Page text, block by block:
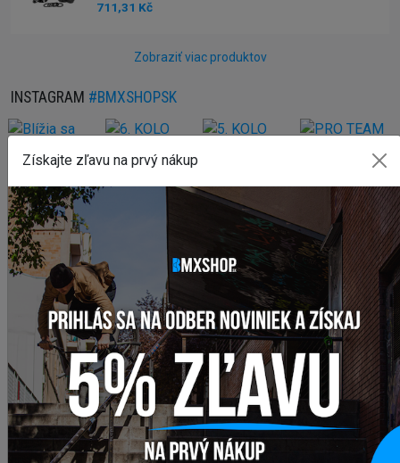
711,31 Kč
Zobraziť viac produktov
INSTAGRAM #BMXSHOPSK
Získajte zľavu na prvý nákup